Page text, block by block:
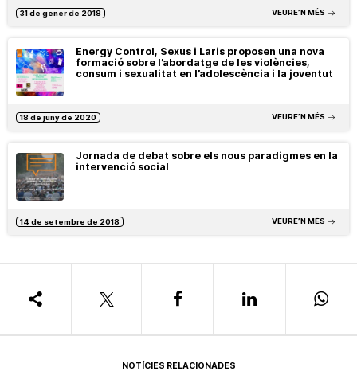
31 de gener de 2018 VEURE’N MÉS
Energy Control, Sexus i Laris proposen una nova
formació sobre l’abordatge de les violències,
consum i sexualitat en l’adolescència i la joventut
18 de juny de 2020 VEURE’N MÉS
Jornada de debat sobre els nous paradigmes en la
intervenció social
14 de setembre de 2018 VEURE’N MÉS
NOTÍCIES RELACIONADES